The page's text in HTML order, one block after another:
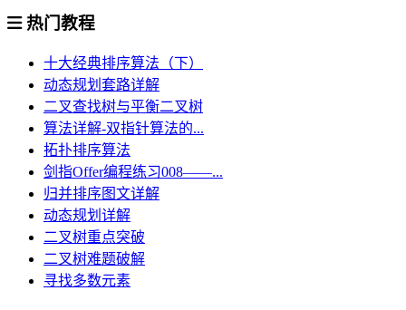
热门教程
十大经典排序算法（下）
动态规划套路详解
二叉查找树与平衡二叉树
算法详解-双指针算法的...
拓扑排序算法
剑指Offer编程练习008——...
归并排序图文详解
动态规划详解
二叉树重点突破
二叉树难题破解
寻找多数元素